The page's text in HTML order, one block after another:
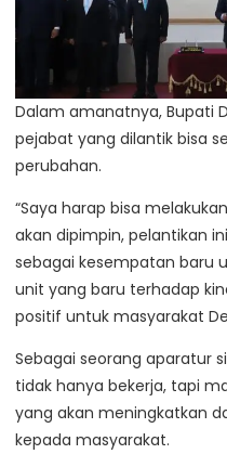
Dalam amanatnya, Bupati
pejabat yang dilantik bisa
perubahan.
“Saya harap bisa
akan dipimpin, pelantikan
sebagai kesempatan baru
unit yang baru terhadap
positif untuk masyarakat
Sebagai seorang aparatur
tidak hanya bekerja, tapi
yang akan meningkatkan
kepada masyarakat.